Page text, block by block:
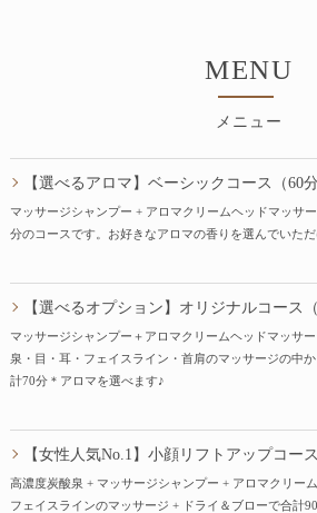
メニュー
MENU
【選べるアロマ】ベーシックコース（60分
マッサージシャンプー + アロマクリームヘッドマッサ
分のコースです。お好きなアロマの香りを選んでいただ
【選べるオプション】オリジナルコース（
マッサージシャンプー＋アロマクリームヘッドマッサ
泉・目・耳・フェイスライン・首肩のマッサージの中
計70分＊アロマを選べます♪
【女性人気No.1】小顔リフトアップコース
高濃度炭酸泉 + マッサージシャンプー + アロマクリー
フェイスラインのマッサージ + ドライ＆ブローで合計